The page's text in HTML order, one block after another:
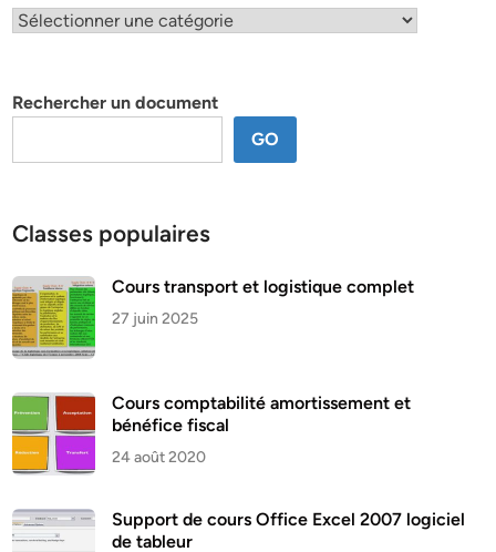
Classification
Rechercher un document
GO
Classes populaires
Cours transport et logistique complet
27 juin 2025
Cours comptabilité amortissement et
bénéfice fiscal
24 août 2020
Support de cours Office Excel 2007 logiciel
de tableur